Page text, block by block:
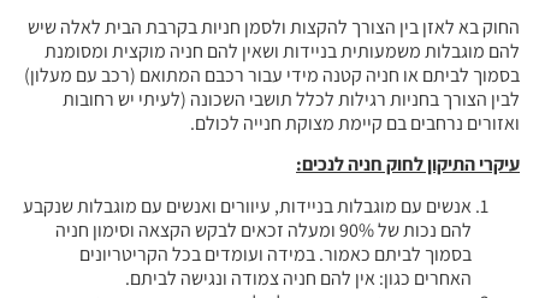
החוק בא לאזן בין הצורך להקצות ולסמן חניות בקרבת הבית לאלה שיש
להם מוגבלות משמעותית בניידות ושאין להם חניה מוקצית ומסומנת
בסמוך לביתם או חניה קטנה מידי עבור רכבם המתואם (רכב עם מעלון)
לבין הצורך בחניות רגילות לכלל תושבי השכונה (לעיתי יש רחובות
ואזורים נרחבים בם קיימת מצוקת חנייה לכולם.
עיקרי התיקון לחוק חניה לנכים:
אנשים עם מוגבלות בניידות, עיוורים ואנשים עם מוגבלות שנקבע
להם נכות של 90% ומעלה זכאים לבקש הקצאה וסימון חניה
בסמוך לביתם כאמור. במידה ועומדים בכל הקריטריונים
האחרים כגון: אין להם חניה צמודה ונגישה לביתם.